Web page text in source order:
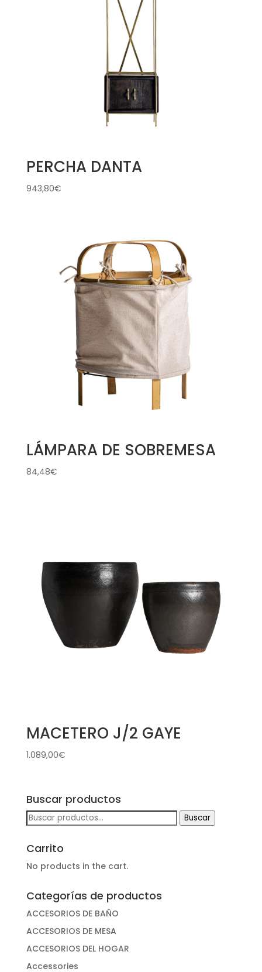
PERCHA DANTA
943,80€
LÁMPARA DE SOBREMESA
84,48€
MACETERO J/2 GAYE
1.089,00€
Buscar productos
Buscar
por:
Buscar
Carrito
No products in the cart.
Categorías de productos
ACCESORIOS DE BAÑO
ACCESORIOS DE MESA
ACCESORIOS DEL HOGAR
Accessories